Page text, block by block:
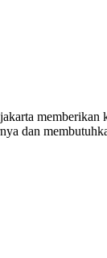
memberikan
dan